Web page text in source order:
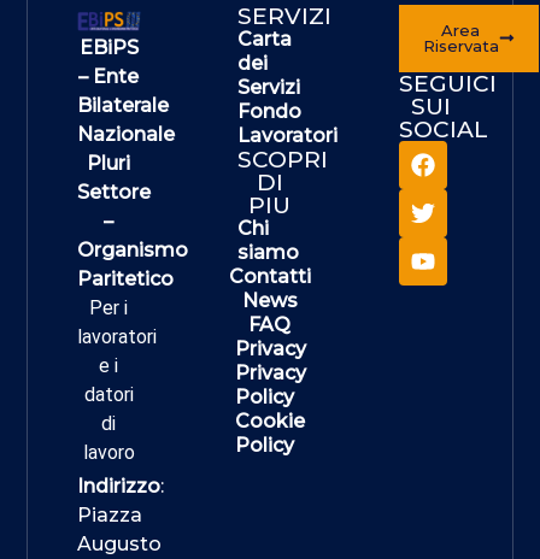
EBiPS
– Ente
Bilaterale
Nazionale
Pluri
Settore
–
Organismo
Paritetico
Per i
lavoratori
e i
datori
di
lavoro
Indirizzo:
Piazza
Augusto
SERVIZI
Carta
dei
Servizi
Fondo
Lavoratori
SCOPRI
DI
PIU
Chi
siamo
Contatti
News
FAQ
Privacy
Privacy
Policy
Cookie
Policy
Area
Riservata
SEGUICI
SUI
SOCIAL